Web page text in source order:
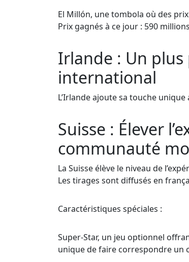
El Millón, une tombola où des
Prix gagnés à ce jour : 590
Irlande : Un plus
international
L’Irlande ajoute sa touche
Suisse : Élever
communauté
La Suisse élève le niveau de
Les tirages sont diffusés en
Caractéristiques spéciales :
Super-Star, un jeu optionnel
unique de faire correspondre un